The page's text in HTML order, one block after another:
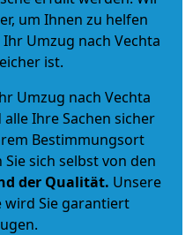
um Ihnen zu helfen
Umzug nach Vechta
ist.
Umzug nach Vechta
Ihre Sachen sicher
Bestimmungsort
sich selbst von den
der Qualität. Unsere
wird Sie garantiert